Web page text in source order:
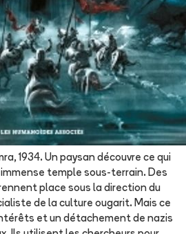
1934. Un paysan découvre ce qui
temple sous-terrain. Des
place sous la direction du
de la culture ougarit. Mais ce
et un détachement de nazis